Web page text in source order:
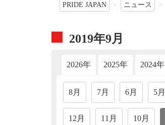
PRIDE JAPAN ニュース
2019年9月
2026年 2025年 2024年
8月 7月 6月 5月
12月 11月 10月